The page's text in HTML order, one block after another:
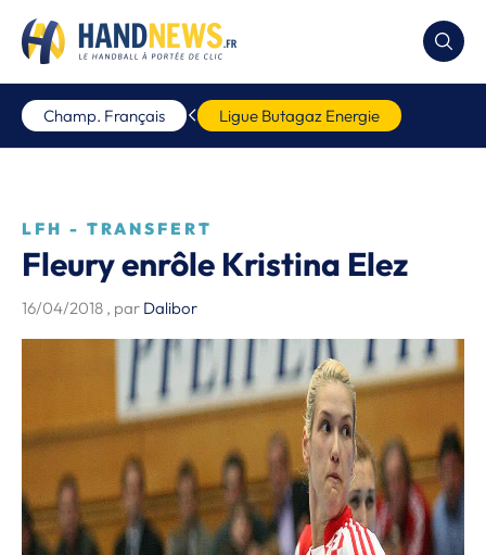
Champ. Français Ligue Butagaz Energie
LFH - TRANSFERT
Fleury enrôle Kristina Elez
16/04/2018 , par Dalibor